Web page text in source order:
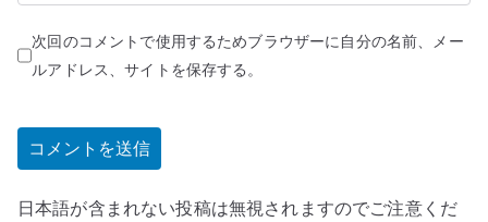
次回のコメントで使用するためブラウザーに自分の名前、メー
ルアドレス、サイトを保存する。
日本語が含まれない投稿は無視されますのでご注意くだ